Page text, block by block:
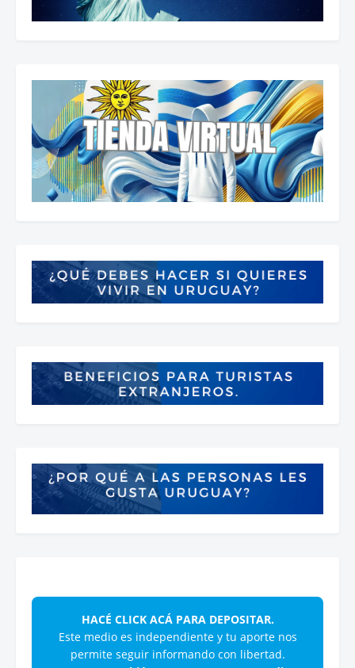
HACÉ CLICK ACÁ PARA DEPOSITAR.
Este medio es independiente y tu aporte nos
permite seguir informando con libertad.